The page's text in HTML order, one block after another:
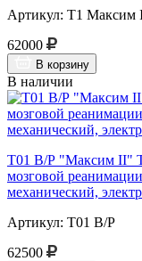
Артикул: Т1 Максим
62000
В корзину
В наличии
Т01 В/Р "Максим II"
мозговой
механический,
Артикул: Т01 В/Р
62500